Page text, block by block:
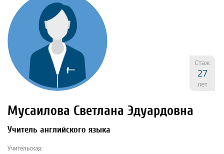
Стаж
27
лет
Мусаилова Светлана Эдуардовна
Учитель английского языка
Учительская: